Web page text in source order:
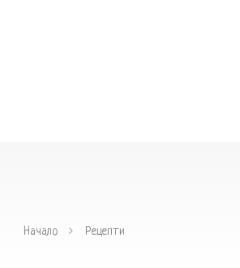
Начало Рецепти